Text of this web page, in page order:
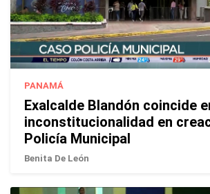
PANAMÁ
Exalcalde Blandón coincide
inconstitucionalidad en
Policía Municipal
Benita De León